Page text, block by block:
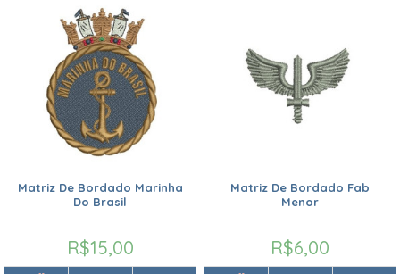
Matriz De Bordado Marinha
Do Brasil
R$15,00
Matriz De Bordado Fab
Menor
R$6,00